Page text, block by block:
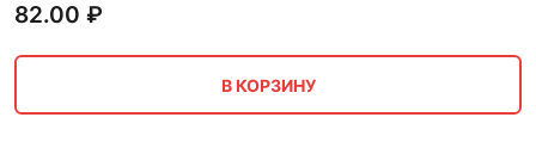
82.00 ₽
В КОРЗИНУ